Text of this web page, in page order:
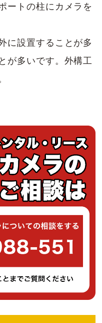
ートの柱にカメラを
に設置することが多
が多いです。外構工